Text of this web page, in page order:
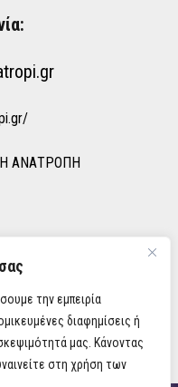
την εμπειρία
διαφημίσεις ή
μας. Κάνοντας
στη χρήση των
ΑΝΑΤΡΟΠΗ